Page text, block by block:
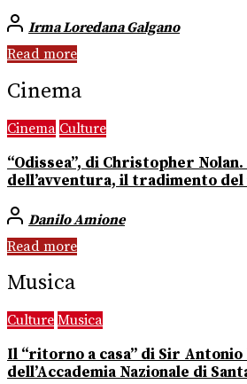
Irma Loredana Galgano
Read more
Cinema
Cinema Culture
“Odissea”, di Christopher
dell’avventura, il tradimento
Danilo Amione
Read more
Musica
Culture Musica
Il “ritorno a casa” di Sir Antonio
dell’Accademia Nazionale di